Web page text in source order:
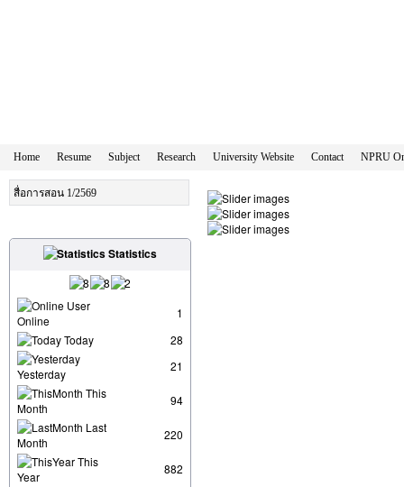
Home Resume Subject Research University Website Contact NPRU
สื่อการสอน 1/2569
Statistics
User
Online
1
Today
28
Yesterday
21
This
Month
94
Last
Month
220
This
Year
882